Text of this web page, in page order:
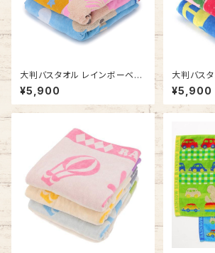
大判バスタオル レインボーベア
ストーリー タオルケット お昼寝
に 今治タオルの日本製
¥5,900
大判バス
わくわく
今治タオル
¥5,900